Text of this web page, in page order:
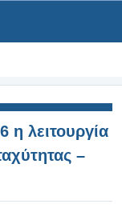
η λειτουργία
–